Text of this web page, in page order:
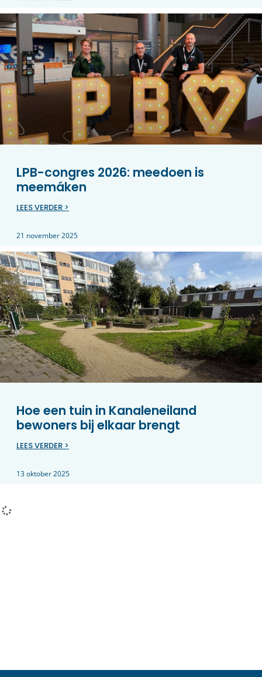
LPB-congres 2026: meedoen is
meemáken
LEES VERDER >
21 november 2025
Hoe een tuin in Kanaleneiland
bewoners bij elkaar brengt
LEES VERDER >
13 oktober 2025